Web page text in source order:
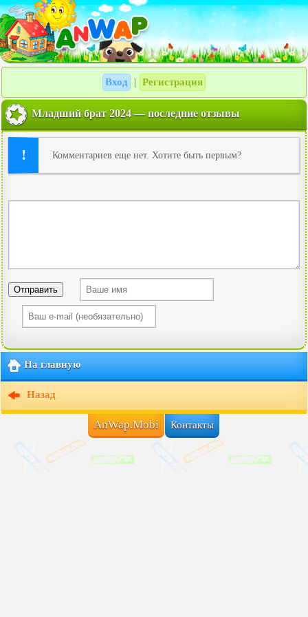
Вход Регистрация
Младший брат 2024 — последние отзывы
Комментариев еще нет. Хотите быть первым?
Отправить
На главную
Назад
AnWap.Mobi Контакты